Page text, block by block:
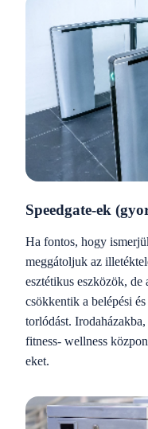
Speedgate-ek
Ha fontos, hogy
meggátoljuk az
esztétikus eszközök, de
csökkentik a belépési
torlódást.
fitness- wellness
eket.